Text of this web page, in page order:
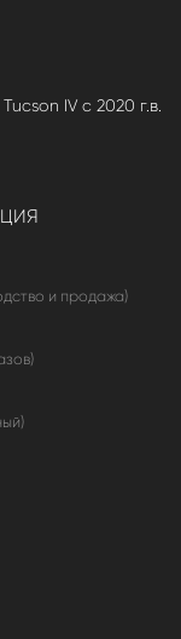
IV c 2020 г.в.
и продажа)